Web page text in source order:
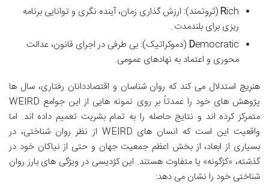
Rich (ثروتمند): ارزش گذاری زمان، آینده نگری و توانایی برنامه
ریزی برای بلندمدت.
D emocratic (دموکراتیک): بی طرفی در اجرای قانون، عدالت
محوری و اعتماد به نهادهای عمومی.
هنریچ استدلال می کند که روان شناسان و اقتصاددانان رفتاری، سال ها
پژوهش های خود را عمدتاً بر روی نمونه هایی از این جوامع WEIRD
متمرکز کرده اند و نتایج حاصله را به تمام بشریت تعمیم داده اند. اما
واقعیت این است که انسان های WEIRD از نظر روان شناختی، در
بسیاری از ابعاد، از بخش اعظم جمعیت جهان و حتی از نیاکان خود در
گذشته، «کژگونه» یا متفاوت هستند. این کژدیسی در ویژگی های بارز روان
شناختی خود را نشان می دهد: